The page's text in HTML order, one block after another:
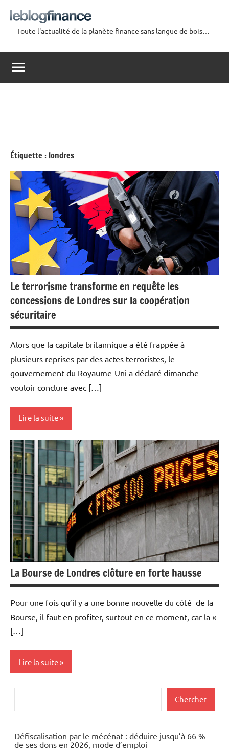
contenu
Blog
Finance
Toute l'actualité de la planète finance sans langue de bois…
Étiquette : londres
Le terrorisme transforme en requête les
concessions de Londres sur la coopération
sécuritaire
Alors que la capitale britannique a été frappée à
plusieurs reprises par des actes terroristes, le
gouvernement du Royaume-Uni a déclaré dimanche
vouloir conclure avec […]
Lire la suite
Actualités
Armement
Economie
La Bourse de Londres clôture en forte hausse
Pour une fois qu’il y a une bonne nouvelle du côté de la
Bourse, il faut en profiter, surtout en ce moment, car la «
[…]
Lire la suite
Economie
Chercher
Défiscalisation par le mécénat : déduire jusqu’à 66 %
de ses dons en 2026, mode d’emploi